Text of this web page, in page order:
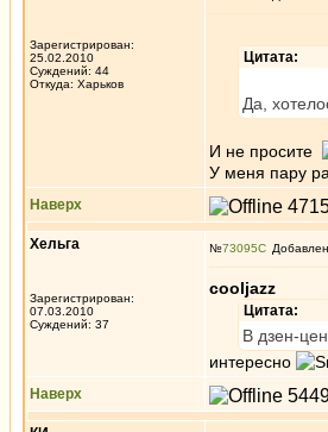
Зарегистрирован:
25.02.2010
Суждений: 44
Откуда: Харьков
Цитата:
Да,
И не просите
У меня пару
Наверх
Хельга
Зарегистрирован:
07.03.2010
Суждений: 37
№73095
cooljazz
Цитата:
В дзен-
интересно
Наверх